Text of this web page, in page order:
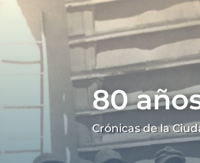
80
Crónicas de la